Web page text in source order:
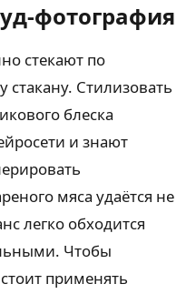
фотография
стекают по
Стилизовать
блеска
и знают
мяса удаётся не
легко обходится
Чтобы
применять